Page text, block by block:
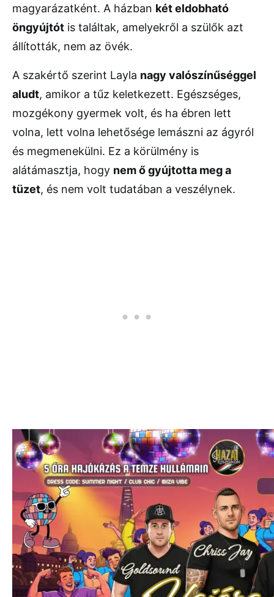
magyarázatként. A házban két eldobható
öngyújtót is találtak, amelyekről a szülők azt
állították, nem az övék.
A szakértő szerint Layla nagy valószínűséggel
aludt, amikor a tűz keletkezett. Egészséges,
mozgékony gyermek volt, és ha ébren lett
volna, lett volna lehetősége lemászni az ágyról
és megmenekülni. Ez a körülmény is
alátámasztja, hogy nem ő gyújtotta meg a
tüzet, és nem volt tudatában a veszélynek.